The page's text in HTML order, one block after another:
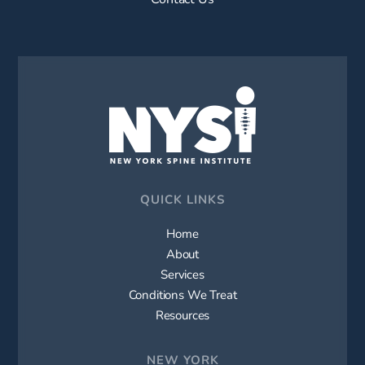
QUICK LINKS
Home
About
Services
Conditions We Treat
Resources
NEW YORK